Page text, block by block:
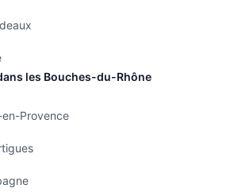
les Bouches-du-Rhône
Provence